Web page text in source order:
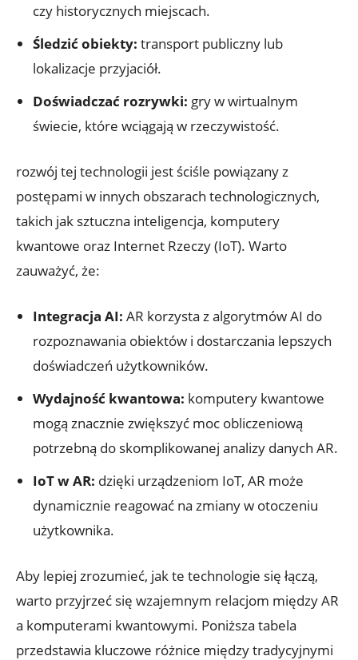
czy historycznych miejscach.
Śledzić obiekty: transport publiczny lub
lokalizacje przyjaciół.
Doświadczać rozrywki: gry w wirtualnym
świecie, które wciągają w rzeczywistość.
rozwój tej technologii jest ściśle powiązany z
postępami w innych obszarach technologicznych,
takich jak sztuczna inteligencja, komputery
kwantowe oraz Internet Rzeczy (IoT). Warto
zauważyć, że:
Integracja AI: AR korzysta z algorytmów AI do
rozpoznawania obiektów i dostarczania lepszych
doświadczeń użytkowników.
Wydajność kwantowa: komputery kwantowe
mogą znacznie zwiększyć moc obliczeniową
potrzebną do skomplikowanej analizy danych AR.
IoT w AR: dzięki urządzeniom IoT, AR może
dynamicznie reagować na zmiany w otoczeniu
użytkownika.
Aby lepiej zrozumieć, jak te technologie się łączą,
warto przyjrzeć się wzajemnym relacjom między AR
a komputerami kwantowymi. Poniższa tabela
przedstawia kluczowe różnice między tradycyjnymi